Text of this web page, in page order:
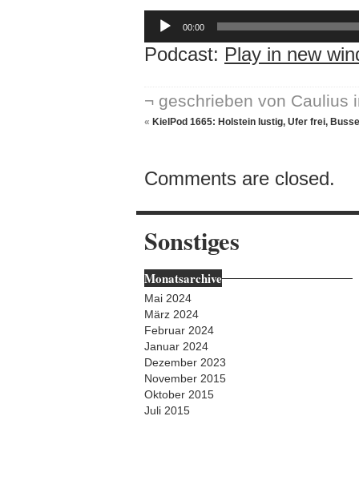
Player
00:00
Podcast: Play in new
¬ geschrieben von Caulius
« KielPod 1665: Holstein lustig, Ufer frei,
Comments are closed.
Sonstiges
Monatsarchive
Mai 2024
März 2024
Februar 2024
Januar 2024
Dezember 2023
November 2015
Oktober 2015
Juli 2015